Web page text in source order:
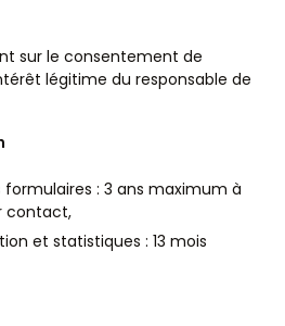
sur le consentement de
légitime du responsable de
formulaires : 3 ans maximum à
contact,
et statistiques : 13 mois